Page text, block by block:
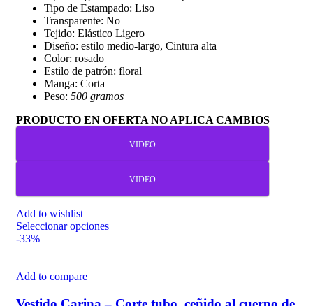
Tipo de Estampado: Liso
Transparente: No
Tejido: Elástico Ligero
Diseño: estilo medio-largo, Cintura alta
Color: rosado
Estilo de patrón: floral
Manga: Corta
Peso: 500 gramos
PRODUCTO EN OFERTA NO APLICA CAMBIOS
VIDEO
VIDEO
Add to wishlist
Seleccionar opciones
-33%
Add to compare